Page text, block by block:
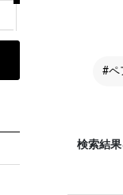
#ペ
検索結